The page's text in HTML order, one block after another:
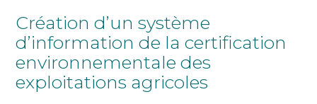
START-UP
SECTEUR AUDIOVISUEL
Création d’un système
d’information de la certification
environnementale des
exploitations agricoles